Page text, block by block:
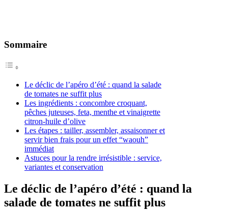
Sommaire
Le déclic de l’apéro d’été : quand la salade
de tomates ne suffit plus
Les ingrédients : concombre croquant,
pêches juteuses, feta, menthe et vinaigrette
citron-huile d’olive
Les étapes : tailler, assembler, assaisonner et
servir bien frais pour un effet “waouh”
immédiat
Astuces pour la rendre irrésistible : service,
variantes et conservation
Le déclic de l’apéro d’été : quand la
salade de tomates ne suffit plus